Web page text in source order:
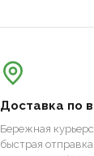
Доставка по
Бережная
быстрая